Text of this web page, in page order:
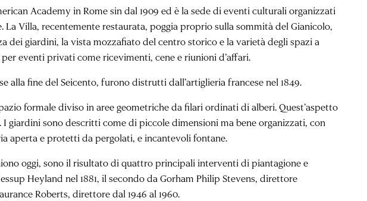
Academy in Rome sin dal 1909 ed è la sede di eventi culturali organizzati
La Villa, recentemente restaurata, poggia proprio sulla sommità del Gianicolo,
dei giardini, la vista mozzafiato del centro storico e la varietà degli spazi a
eventi privati come ricevimenti, cene e riunioni d’affari.
alla fine del Seicento, furono distrutti dall’artiglieria francese nel 1849.
formale diviso in aree geometriche da filari ordinati di alberi. Quest’aspetto
giardini sono descritti come di piccole dimensioni ma bene organizzati, con
aperta e protetti da pergolati, e incantevoli fontane.
oggi, sono il risultato di quattro principali interventi di piantagione e
Heyland nel 1881, il secondo da Gorham Philip Stevens, direttore
Roberts, direttore dal 1946 al 1960.